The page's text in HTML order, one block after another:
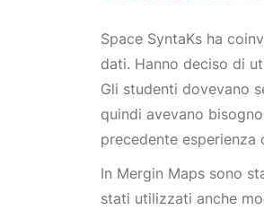
Space SyntaKs ha
dati. Hanno deciso di
Gli studenti dovevano
quindi avevano
precedente
In Mergin Maps sono
stati utilizzati anche